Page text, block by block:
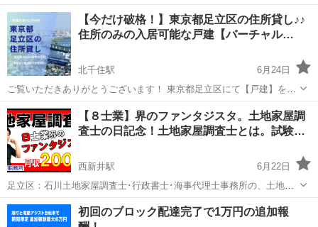
屋調査士･宅地建物取引士・海事代理士：石川温彦です。 その『越
境』ほったらかしていませんか？土地家屋調査士･宅地建物取引士が、
時効取得を含めて解説。空中の...
東京 足立区 西新井駅 その他
【今だけ破格！】東京都足立区の住所貸し♪♪
住所のみの入居可能な戸建【バーチャル…
北千住駅
6月24日
ご覧いただきありがとうございます！ 東京都足立区にて【戸建】を運
営してます。 「住民票を置きたい」など以下のような理由にて住所貸
しのお問合せが多数あったため、サービスを提供を始めました💡 家賃
は月額10,000...
東京 足立区 北千住駅
【８士業】界のファンタジスタ。土地家屋調
査士の日記念！土地家屋調査士とは。試験…
西新井駅
6月22日
足立区：石川土地家屋調査士･行政書士･海事代理士事務所の、土地家
屋調査士･海事代理士･宅地建物取引士：石川温彦です。 youtube動画
はじめてみました。 ＜８士業界のファンタジスタ＞土地家屋調査士の
東京 足立区 西新井駅 その他
初回のブロック配達完了で1万円の追加報